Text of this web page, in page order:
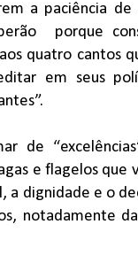
a paciência de
porque
quatro cantos
em seus
de
e flagelos que
a dignidade e o
notadamente